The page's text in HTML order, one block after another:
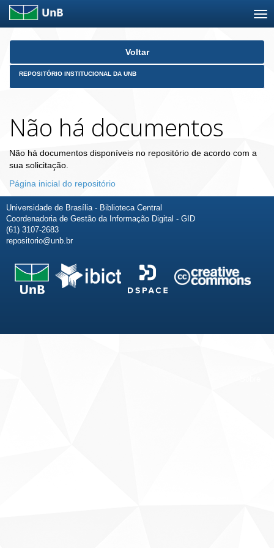
Skip
Voltar
REPOSITÓRIO INSTITUCIONAL DA UNB
Não há documentos
Não há documentos disponíveis no repositório de acordo com a
sua solicitação.
Página inicial do repositório
Universidade de Brasília - Biblioteca Central
Coordenadoria de Gestão da Informação Digital - GID
(61) 3107-2683
repositorio@unb.br